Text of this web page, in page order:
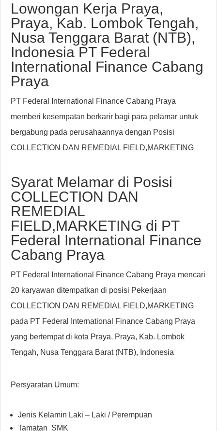
Lowongan Kerja Praya,
Praya, Kab. Lombok Tengah,
Nusa Tenggara Barat (NTB),
Indonesia PT Federal
International Finance Cabang
Praya
PT Federal International Finance Cabang Praya
memberi kesempatan berkarir bagi para pelamar untuk
bergabung pada perusahaannya dengan Posisi
COLLECTION DAN REMEDIAL FIELD,MARKETING
Syarat Melamar di Posisi
COLLECTION DAN
REMEDIAL
FIELD,MARKETING di PT
Federal International Finance
Cabang Praya
PT Federal International Finance Cabang Praya mencari
20 karyawan ditempatkan di posisi Pekerjaan
COLLECTION DAN REMEDIAL FIELD,MARKETING
pada PT Federal International Finance Cabang Praya
yang bertempat di kota Praya, Praya, Kab. Lombok
Tengah, Nusa Tenggara Barat (NTB), Indonesia
Persyaratan Umum:
Jenis Kelamin Laki – Laki / Perempuan
Tamatan SMK